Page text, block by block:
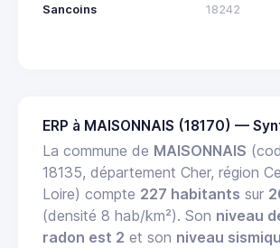
Sancoins 18242
ERP à MAISONNAIS (18170) —
La commune de MAISONNAIS
18135, département Cher, région
Loire) compte 227 habitants sur
(densité 8 hab/km²). Son niveau
radon est 2 et son niveau